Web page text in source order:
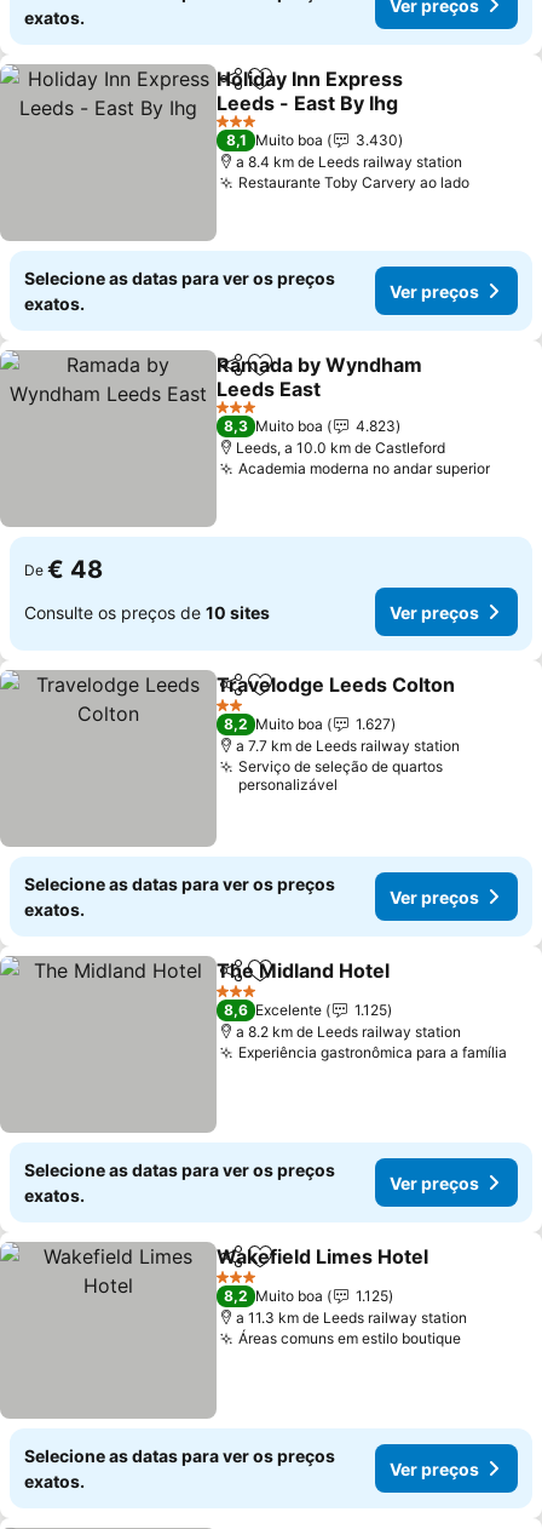
exatos.
Ver preços
PartilharAdicionar aos favoritos
Holiday Inn Express
Leeds - East By Ihg
Ver preços
3 Estrelas
8,1 Muito boa
3.430
a 8.4 km de Leeds railway station
Restaurante Toby Carvery ao ladoVer
Selecione as datas para ver os preços
exatos.
Ver preços
PartilharAdicionar aos favoritos
Ramada by Wyndham
Leeds East
Ver preços
3 Estrelas
8,3 Muito boa
4.823
Leeds, a 10.0 km de Castleford
Academia moderna no andar superiorVer
De € 48
Consulte os preços de 10 sites Ver preços
PartilharAdicionar aos favoritos
Travelodge Leeds Colton
2 Estrelas
8,2 Muito boa
1.627
a 7.7 km de Leeds railway station
Serviço de seleção de quartos
personalizável
Selecione as datas para ver os preços
exatos.
Ver preços
PartilharAdicionar aos favoritos
The Midland Hotel
3 Estrelas
8,6 Excelente
1.125
a 8.2 km de Leeds railway station
Experiência gastronômica para a família
Selecione as datas para ver os preços
exatos.
Ver preços
PartilharAdicionar aos favoritos
Wakefield Limes Hotel
3 Estrelas
8,2 Muito boa
1.125
a 11.3 km de Leeds railway station
Áreas comuns em estilo boutiqueVer
Selecione as datas para ver os preços
exatos.
Ver preços